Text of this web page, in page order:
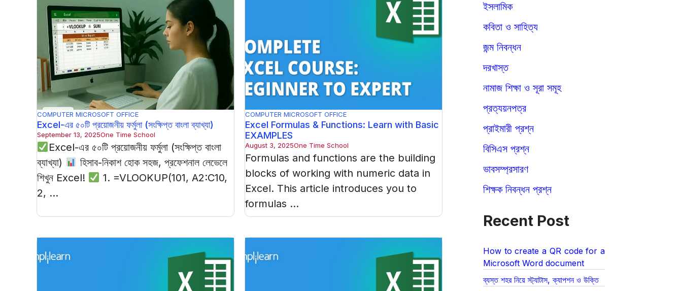
COMPUTER MICROSOFT OFFICE
Excel-এর ৫০টি প্রয়োজনীয় ফর্মুলা (সংক্ষিপ্ত বাংলা ব্যাখ্যা)
September 13, 2025One Time School
Excel-এর ৫০টি প্রয়োজনীয় ফর্মুলা (সংক্ষিপ্ত বাংলা
ব্যাখ্যা)
হিসাব-নিকাশ হোক সহজ, প্রফেশনাল লেভেলে
শিখুন Excel!
1. =VLOOKUP(101, A2:C10,
2, ...
COMPUTER MICROSOFT OFFICE
Excel Formulas & Functions: Learn with Basic
EXAMPLES
August 3, 2025One Time School
Formulas and functions are the building
blocks of working with numeric data in
Excel. This article introduces you to
formulas ...
ইসলামিক
কবিতা ও সাহিত্য
জন্ম নিবন্ধন
দরখাস্ত
নামাজ শিক্ষা ও সূরা সমূহ
প্রত্যয়নপত্র
প্রাইমারী প্রশ্ন
বিসিএস প্রশ্ন
ভাবসম্প্রসারণ
শিক্ষক নিবন্ধন প্রশ্ন
Recent Post
How to create a QR code for a
Microsoft Word document
ব্যস্ত শহর নিয়ে স্ট্যাটাস, ক্যাপশন ও উক্তি